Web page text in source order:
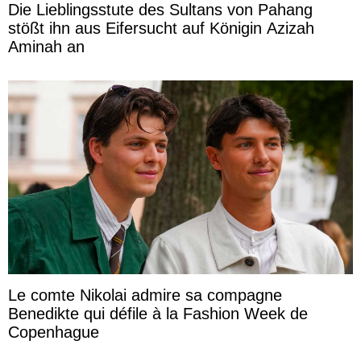
Die Lieblingsstute des Sultans von Pahang
stößt ihn aus Eifersucht auf Königin Azizah
Aminah an
Le comte Nikolai admire sa compagne
Benedikte qui défile à la Fashion Week de
Copenhague